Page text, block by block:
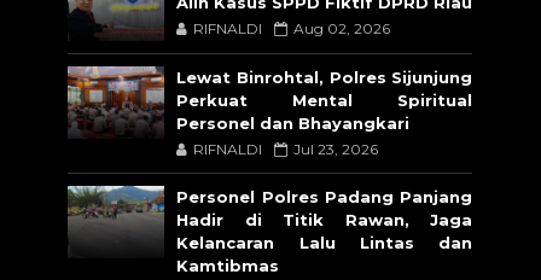
RIFNALDI Aug 02, 2026
Lewat Binrohtal, Polres Sijunjung
Perkuat Mental Spiritual
Personel dan Bhayangkari
RIFNALDI Jul 23, 2026
Personel Polres Padang Panjang
Hadir di Titik Rawan, Jaga
Kelancaran Lalu Lintas dan
Kamtibmas